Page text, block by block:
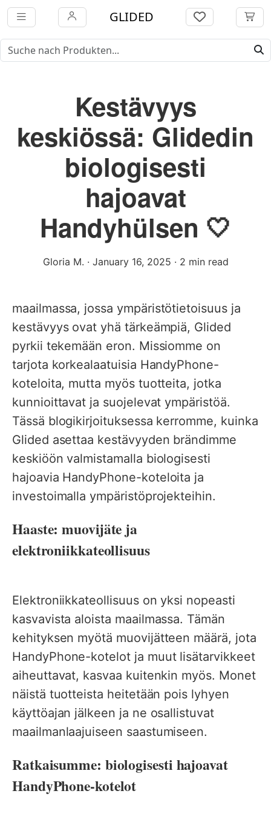
GLIDED
Kestävyys
keskiössä: Glidedin
biologisesti
hajoavat
Handyhülsen 🤍
Gloria M. · January 16, 2025 · 2 min read
maailmassa, jossa ympäristötietoisuus ja
kestävyys ovat yhä tärkeämpiä, Glided
pyrkii tekemään eron. Missiomme on
tarjota korkealaatuisia HandyPhone-
koteloita, mutta myös tuotteita, jotka
kunnioittavat ja suojelevat ympäristöä.
Tässä blogikirjoituksessa kerromme, kuinka
Glided asettaa kestävyyden brändimme
keskiöön valmistamalla biologisesti
hajoavia HandyPhone-koteloita ja
investoimalla ympäristöprojekteihin.
Haaste: muovijäte ja
elektroniikkateollisuus
Elektroniikkateollisuus on yksi nopeasti
kasvavista aloista maailmassa. Tämän
kehityksen myötä muovijätteen määrä, jota
HandyPhone-kotelot ja muut lisätarvikkeet
aiheuttavat, kasvaa kuitenkin myös. Monet
näistä tuotteista heitetään pois lyhyen
käyttöajan jälkeen ja ne osallistuvat
maailmanlaajuiseen saastumiseen.
Ratkaisumme: biologisesti hajoavat
HandyPhone-kotelot